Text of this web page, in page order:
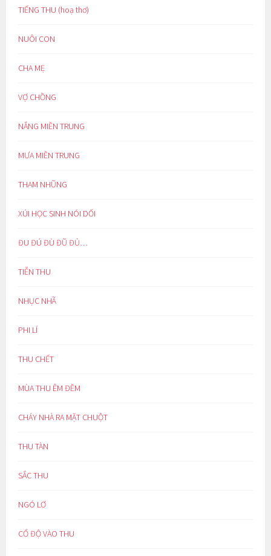
TIẾNG THU (hoạ thơ)
NUÔI CON
CHA MẸ
VỢ CHỒNG
NẮNG MIỀN TRUNG
MƯA MIỀN TRUNG
THAM NHŨNG
XÚI HỌC SINH NÓI DỐI
ĐU ĐÚ ĐÙ ĐŨ ĐỦ…
TIỄN THU
NHỤC NHÃ
PHI LÍ
THU CHẾT
MÙA THU ÊM ĐỀM
CHÁY NHÀ RA MẶT CHUỘT
THU TÀN
SẮC THU
NGÓ LƠ
CỔ ĐỘ VÀO THU